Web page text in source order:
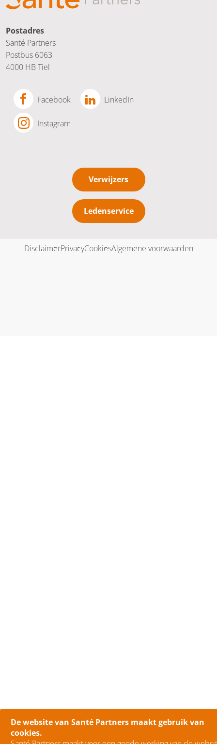
De website van Santé Partners maakt gebruik van
cookies.
Postadres
Santé Partners
Postbus 6063
4000 HB Tiel
Facebook LinkedIn
Instagram
Verwijzers
Ledenservice
DisclaimerPrivacyCookiesAlgemene voorwaarden